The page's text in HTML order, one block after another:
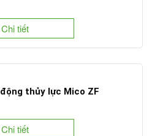
Chi tiết
thủy lực Mico ZF
Chi tiết